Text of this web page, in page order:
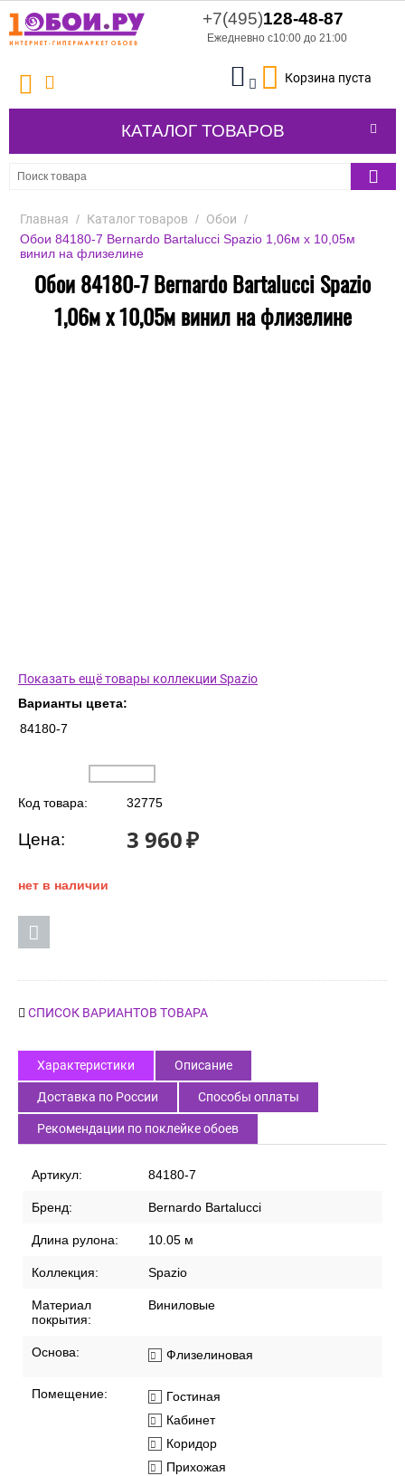
+7(495)128-48-87
Ежедневно с10:00 до 21:00
Корзина пуста
КАТАЛОГ ТОВАРОВ
Главная / Каталог товаров / Обои /
Обои 84180-7 Bernardo Bartalucci Spazio 1,06м х 10,05м
винил на флизелине
Обои 84180-7 Bernardo Bartalucci Spazio
1,06м х 10,05м винил на флизелине
Показать ещё товары коллекции Spazio
Варианты цвета:
84180-7
Код товара: 32775
Цена: 3 960₽
нет в наличии
СПИСОК ВАРИАНТОВ ТОВАРА
Характеристики Описание
Доставка по России Способы оплаты
Рекомендации по поклейке обоев
Артикул: 84180-7
Бренд: Bernardo Bartalucci
Длина рулона: 10.05 м
Коллекция: Spazio
Материал
покрытия:
Виниловые
Основа: Флизелиновая
Помещение:
Гостиная
Кабинет
Коридор
Прихожая